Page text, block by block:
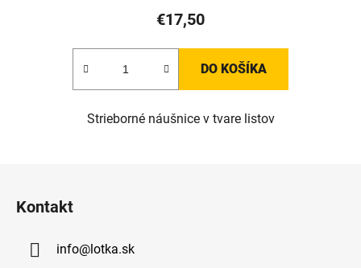
€17,50
DO KOŠÍKA
Strieborné náušnice v tvare listov
Kontakt
info@lotka.sk